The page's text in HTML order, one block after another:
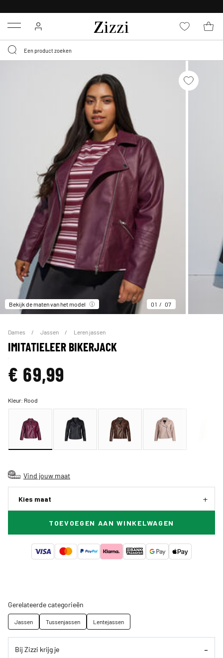
Menu
Bekijk de maten van het model 01 07
Dames Jassen Leren jassen
IMITATIELEER BIKERJACK
€ 69,99
Kleur: Rood
Vind jouw maat
Kies maat
TOEVOEGEN AAN WINKELWAGEN
Gerelateerde categorieën
Jassen Tussenjassen Lentejassen
Bij Zizzi krijg je